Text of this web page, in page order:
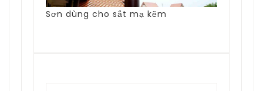
Sơn dùng cho sắt mạ kẽm